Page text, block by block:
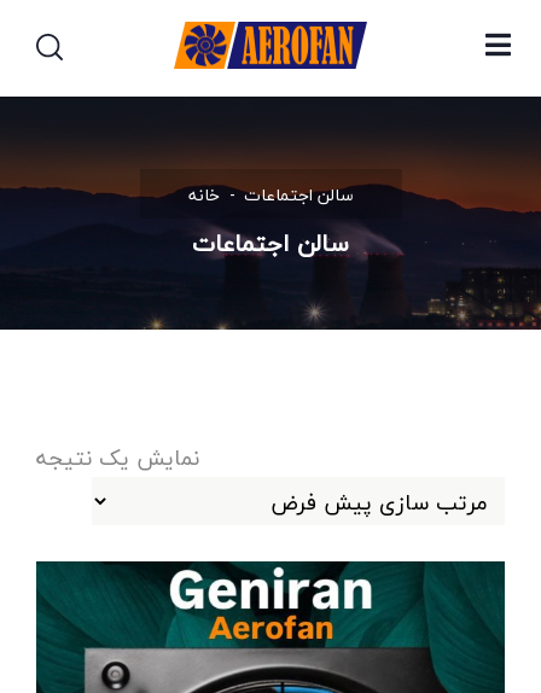
خانه سالن اجتماعات
سالن اجتماعات
نمایش یک نتیجه